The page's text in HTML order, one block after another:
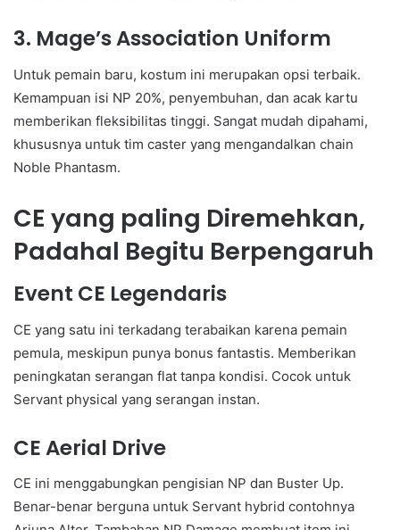
3. Mage’s Association Uniform
Untuk pemain baru, kostum ini merupakan opsi terbaik.
Kemampuan isi NP 20%, penyembuhan, dan acak kartu
memberikan fleksibilitas tinggi. Sangat mudah dipahami,
khususnya untuk tim caster yang mengandalkan chain
Noble Phantasm.
CE yang paling Diremehkan,
Padahal Begitu Berpengaruh
Event CE Legendaris
CE yang satu ini terkadang terabaikan karena pemain
pemula, meskipun punya bonus fantastis. Memberikan
peningkatan serangan flat tanpa kondisi. Cocok untuk
Servant physical yang serangan instan.
CE Aerial Drive
CE ini menggabungkan pengisian NP dan Buster Up.
Benar-benar berguna untuk Servant hybrid contohnya